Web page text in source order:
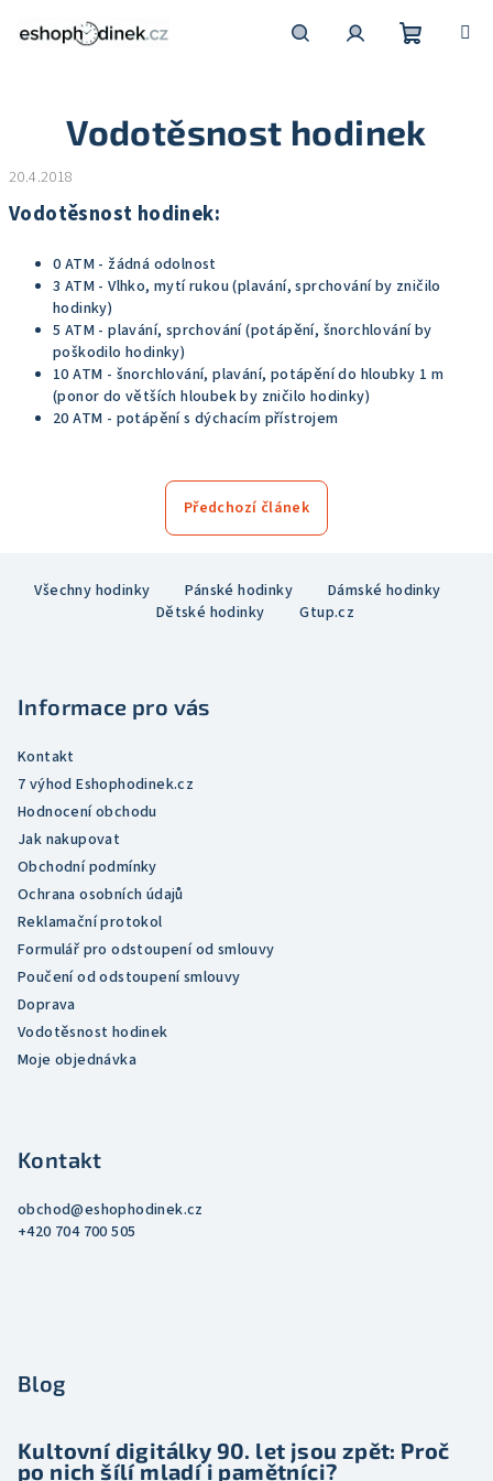
košík
Vodotěsnost hodinek
20.4.2018
Vodotěsnost hodinek:
0 ATM - žádná odolnost
3 ATM - Vlhko, mytí rukou (plavání, sprchování by zničilo
hodinky)
5 ATM - plavání, sprchování (potápění, šnorchlování by
poškodilo hodinky)
10 ATM - šnorchlování, plavání, potápění do hloubky 1 m
(ponor do větších hloubek by zničilo hodinky)
20 ATM - potápění s dýchacím přístrojem
Předchozí článek
Všechny hodinky Pánské hodinky
Dámské hodinky
Dětské hodinky
Gtup.cz
Informace pro vás
Kontakt
7 výhod Eshophodinek.cz
Hodnocení obchodu
Jak nakupovat
Obchodní podmínky
Ochrana osobních údajů
Reklamační protokol
Formulář pro odstoupení od smlouvy
Poučení od odstoupení smlouvy
Doprava
Vodotěsnost hodinek
Moje objednávka
Kontakt
obchod@eshophodinek.cz
+420 704 700 505
Blog
Kultovní digitálky 90. let jsou zpět: Proč
po nich šílí mladí i pamětníci?